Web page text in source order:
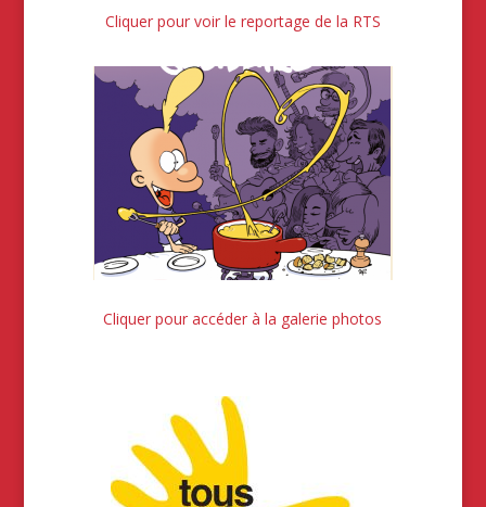
Cliquer pour voir le reportage de la RTS
Cliquer pour accéder à la galerie photos